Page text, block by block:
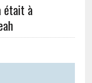
était à